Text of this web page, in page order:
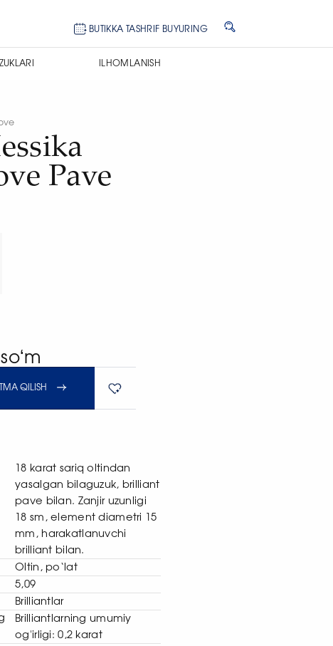
BUTIKKA TASHRIF BUYURING
ILHOMLANISH
Pave
QILISH
18 karat sariq oltindan
yasalgan bilaguzuk, brilliant
pave bilan. Zanjir uzunligi
18 sm, element diametri 15
mm, harakatlanuvchi
brilliant bilan.
Oltin, po‘lat
5,09
Brilliantlar
Brilliantlarning umumiy
og'irligi: 0,2 karat